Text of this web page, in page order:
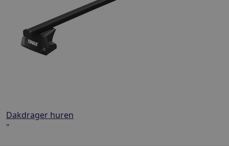
Dakdrager huren
"